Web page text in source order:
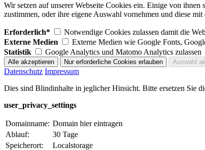
Wir setzen auf unserer Webseite Cookies ein. Einige von
zustimmen, oder ihre eigene Auswahl vornehmen und diese
Erforderlich*
Notwendige Cookies zulassen damit die
Externe Medien
Externe Medien wie Google Fonts,
Statistik
Google Analytics und Matomo Analytics zulassen
Datenschutz Impressum
Dies sind Blindinhalte in jeglicher Hinsicht. Bitte ersetzen Sie
user_privacy_settings
Domainname: Domain hier eintragen
Ablauf:
30 Tage
Speicherort:
Localstorage